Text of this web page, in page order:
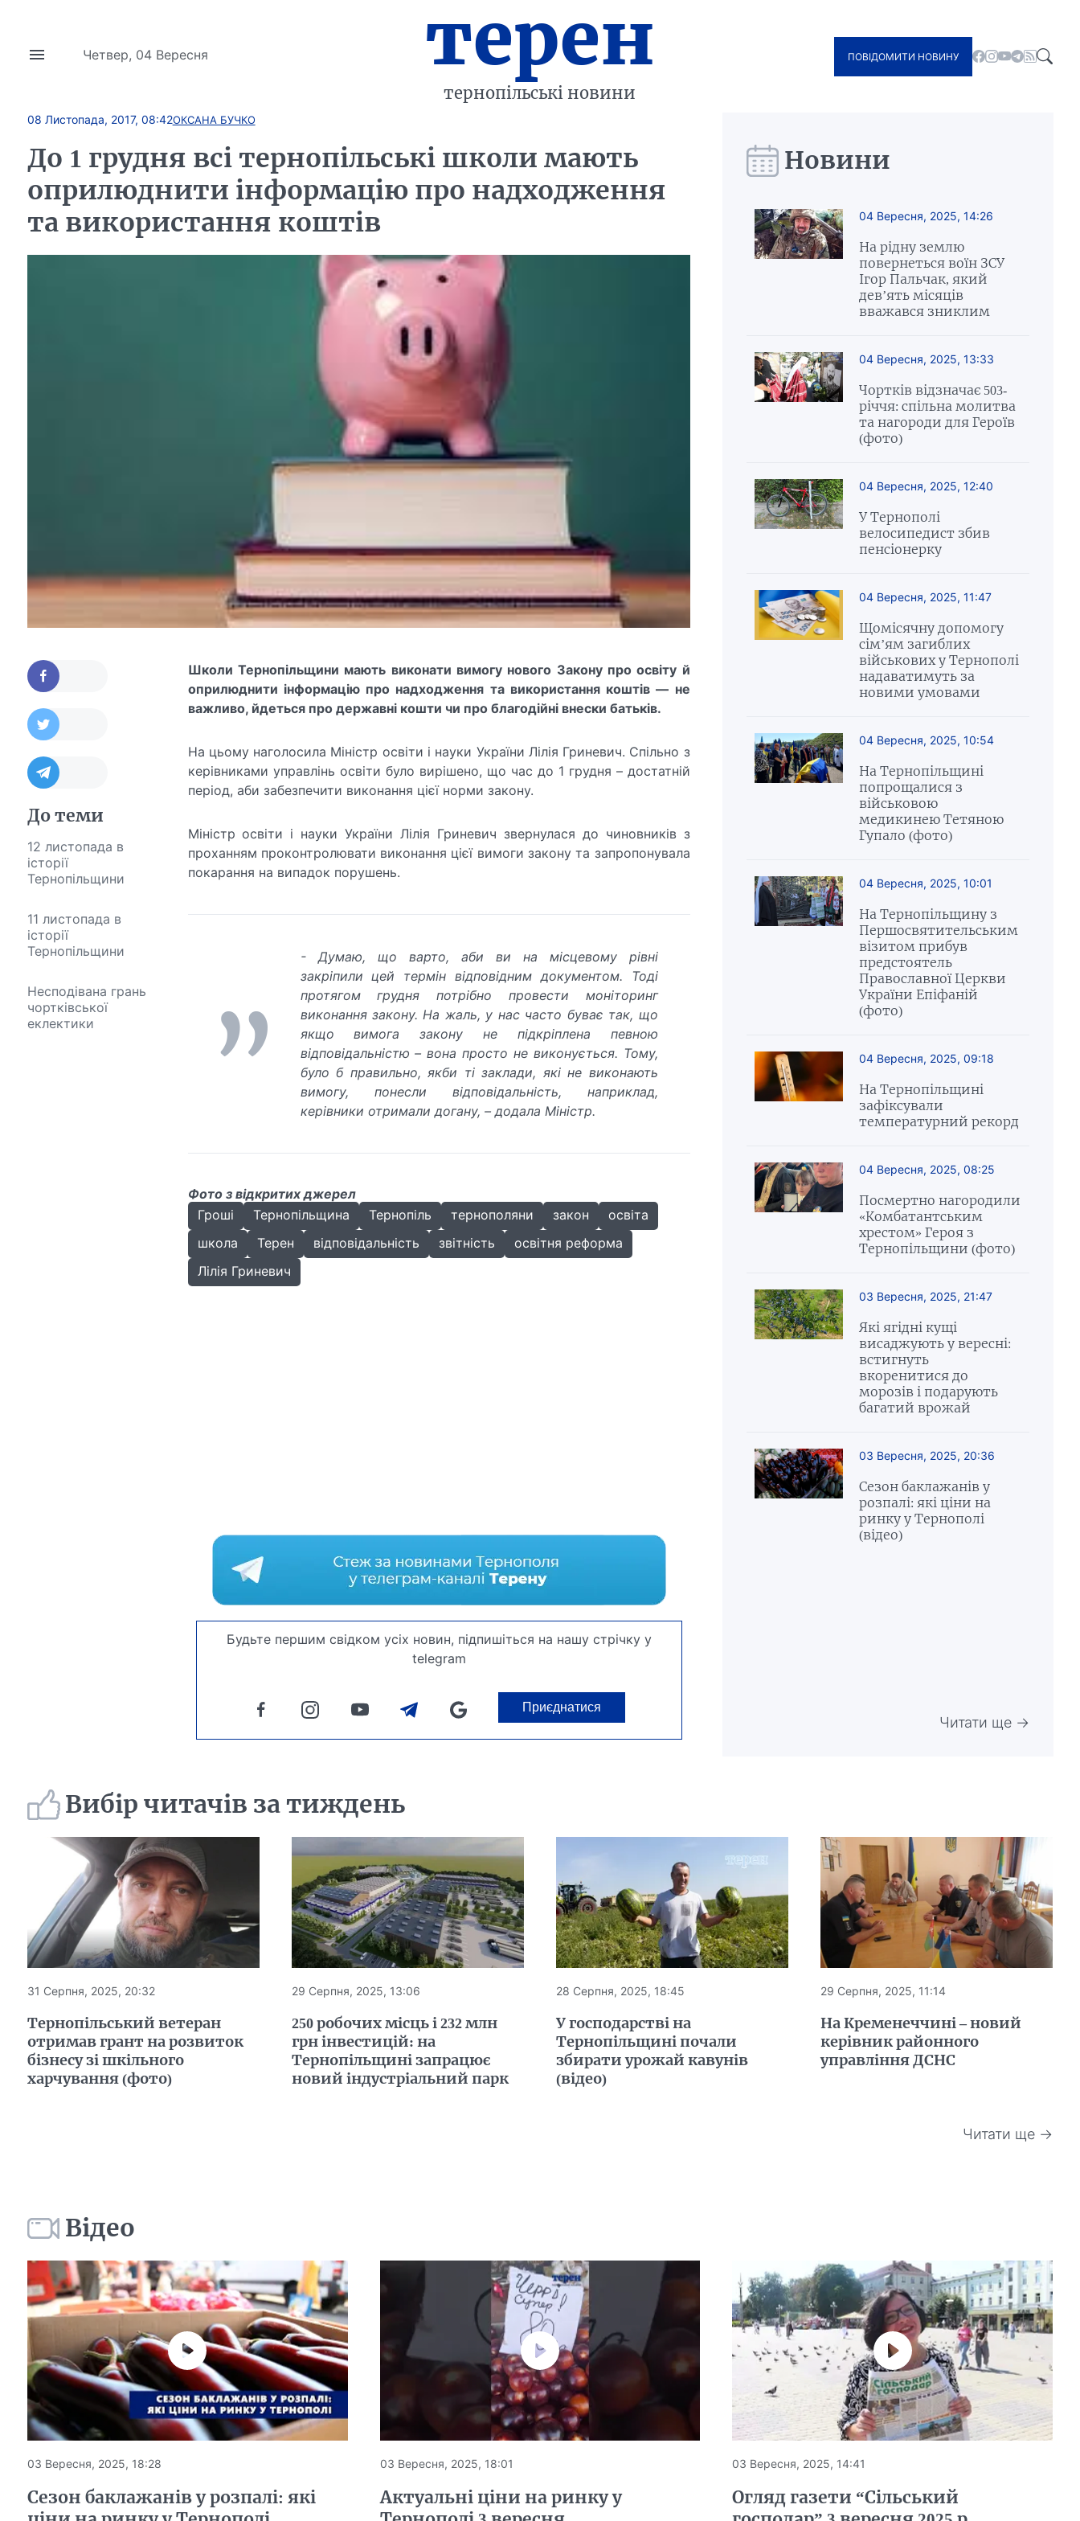
Четвер, 04 Вересня терен
тернопільські новини
ПОВІДОМИТИ НОВИНУ
08 Листопада, 2017, 08:42ОКСАНА БУЧКО
До 1 грудня всі тернопільські школи мають
оприлюднити інформацію про надходження
та використання коштів
До теми
12 листопада в
історії
Тернопільщини
11 листопада в
історії
Тернопільщини
Несподівана грань
чортківської
еклектики
Школи Тернопільщини мають виконати вимогу нового Закону про освіту й
оприлюднити інформацію про надходження та використання коштів — не
важливо, йдеться про державні кошти чи про благодійні внески батьків.
На цьому наголосила Міністр освіти і науки України Лілія Гриневич. Спільно з
керівниками управлінь освіти було вирішено, що час до 1 грудня – достатній
період, аби забезпечити виконання цієї норми закону.
Міністр освіти і науки України Лілія Гриневич звернулася до чиновників з
проханням проконтролювати виконання цієї вимоги закону та запропонувала
покарання на випадок порушень.
- Думаю, що варто, аби ви на місцевому рівні
закріпили цей термін відповідним документом. Тоді
протягом грудня потрібно провести моніторинг
виконання закону. На жаль, у нас часто буває так, що
якщо вимога закону не підкріплена певною
відповідальністю – вона просто не виконується. Тому,
було б правильно, якби ті заклади, які не виконають
вимогу, понесли відповідальність, наприклад,
керівники отримали догану, – додала Міністр.
Фото з відкритих джерел
Гроші
Тернопільщина Тернопіль тернополяни закон
освіта
школа
Терен відповідальність звітність
освітня реформа
Лілія Гриневич
Будьте першим свідком усіх новин, підпишіться на нашу стрічку у
telegram
Приєднатися
Новини
04 Вересня, 2025, 14:26
На рідну землю
повернеться воїн ЗСУ
Ігор Пальчак, який
дев’ять місяців
вважався зниклим
04 Вересня, 2025, 13:33
Чортків відзначає 503-
річчя: спільна молитва
та нагороди для Героїв
(фото)
04 Вересня, 2025, 12:40
У Тернополі
велосипедист збив
пенсіонерку
04 Вересня, 2025, 11:47
Щомісячну допомогу
сім’ям загиблих
військових у Тернополі
надаватимуть за
новими умовами
04 Вересня, 2025, 10:54
На Тернопільщині
попрощалися з
військовою
медикинею Тетяною
Гупало (фото)
04 Вересня, 2025, 10:01
На Тернопільщину з
Першосвятительським
візитом прибув
предстоятель
Православної Церкви
України Епіфаній
(фото)
04 Вересня, 2025, 09:18
На Тернопільщині
зафіксували
температурний рекорд
04 Вересня, 2025, 08:25
Посмертно нагородили
«Комбатантським
хрестом» Героя з
Тернопільщини (фото)
03 Вересня, 2025, 21:47
Які ягідні кущі
висаджують у вересні:
встигнуть
вкоренитися до
морозів і подарують
багатий врожай
03 Вересня, 2025, 20:36
Сезон баклажанів у
розпалі: які ціни на
ринку у Тернополі
(відео)
Читати ще →
Вибір читачів за тиждень
31 Серпня, 2025, 20:32
Тернопільський ветеран
отримав грант на розвиток
бізнесу зі шкільного
харчування (фото)
29 Серпня, 2025, 13:06
250 робочих місць і 232 млн
грн інвестицій: на
Тернопільщині запрацює
новий індустріальний парк
28 Серпня, 2025, 18:45
У господарстві на
Тернопільщині почали
збирати урожай кавунів
(відео)
29 Серпня, 2025, 11:14
На Кременеччині – новий
керівник районного
управління ДСНС
Читати ще →
Відео
03 Вересня, 2025, 18:28
Сезон баклажанів у розпалі: які
03 Вересня, 2025, 18:01
Актуальні ціни на ринку у
03 Вересня, 2025, 14:41
Огляд газети “Сільський